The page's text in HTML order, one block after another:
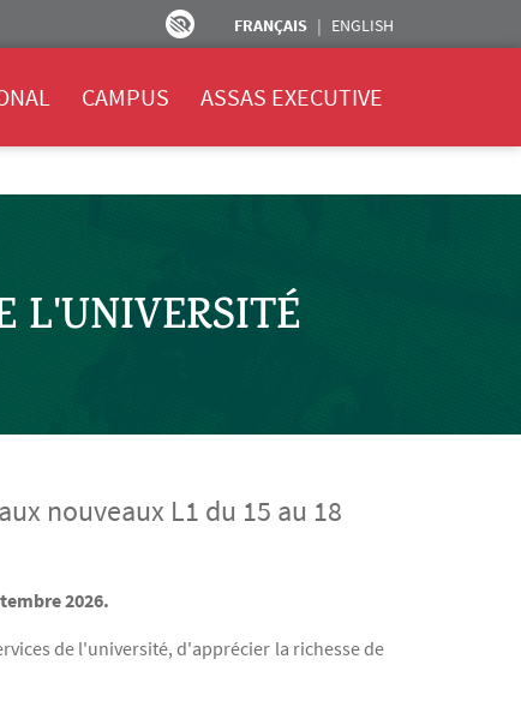
FRANÇAIS ENGLISH
CAMPUS ASSAS EXECUTIVE
L'UNIVERSITÉ
nouveaux L1 du 15 au 18
2026.
de l'université, d'apprécier la richesse de